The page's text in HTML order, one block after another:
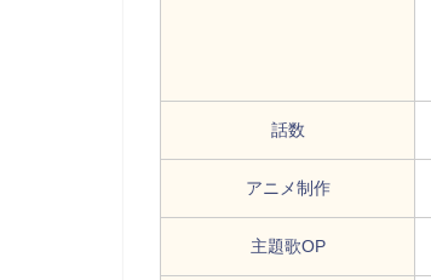
話数
アニメ制作
主題歌OP